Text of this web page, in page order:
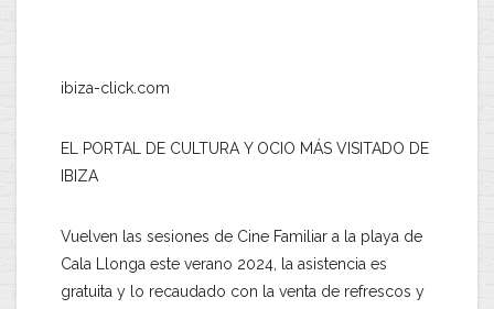
ibiza-click.com
EL PORTAL DE CULTURA Y OCIO MÁS VISITADO DE
IBIZA
Vuelven las sesiones de Cine Familiar a la playa de
Cala Llonga este verano 2024, la asistencia es
gratuita y lo recaudado con la venta de refrescos y